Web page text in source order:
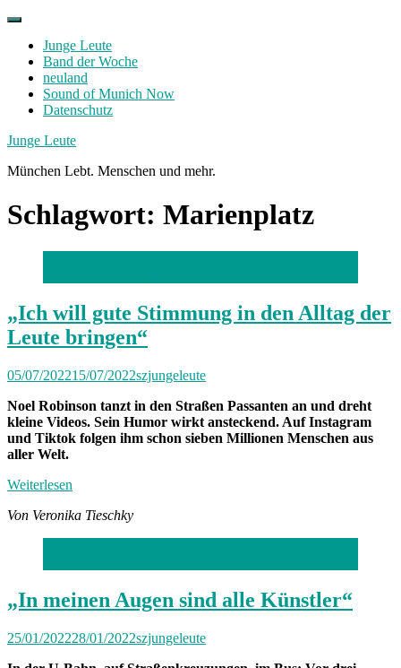
Skip
contentJunge Leute
Band der Woche
neuland
Sound of Munich Now
Datenschutz
Facebook
Twitter
Instagram
Junge Leute
München Lebt. Menschen und mehr.
Schlagwort: Marienplatz
„Ich will gute Stimmung in den Alltag der
Leute bringen“
05/07/202215/07/2022szjungeleute
Noel Robinson tanzt in den Straßen Passanten an und dreht
kleine Videos. Sein Humor wirkt ansteckend. Auf Instagram
und Tiktok folgen ihm schon sieben Millionen Menschen aus
aller Welt.
Weiterlesen
Von Veronika Tieschky
„In meinen Augen sind alle Künstler“
25/01/202228/01/2022szjungeleute